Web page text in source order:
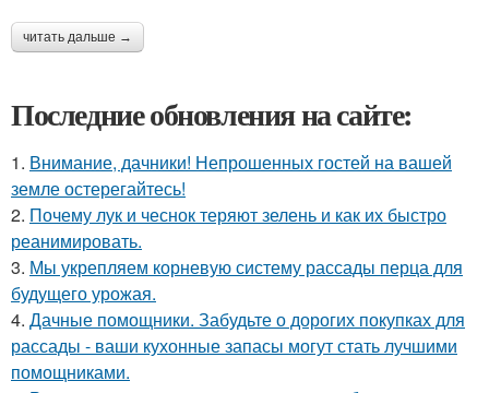
читать дальше →
Последние обновления на сайте:
1. Внимание, дачники! Непрошенных гостей на вашей
земле остерегайтесь!
2. Почему лук и чеснок теряют зелень и как их быстро
реанимировать.
3. Мы укрепляем корневую систему рассады перца для
будущего урожая.
4. Дачные помощники. Забудьте о дорогих покупках для
рассады - ваши кухонные запасы могут стать лучшими
помощниками.